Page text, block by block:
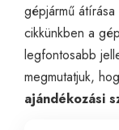
gépjármű
cikkünkben a
legfontosabb
megmutatjuk,
ajándékozási